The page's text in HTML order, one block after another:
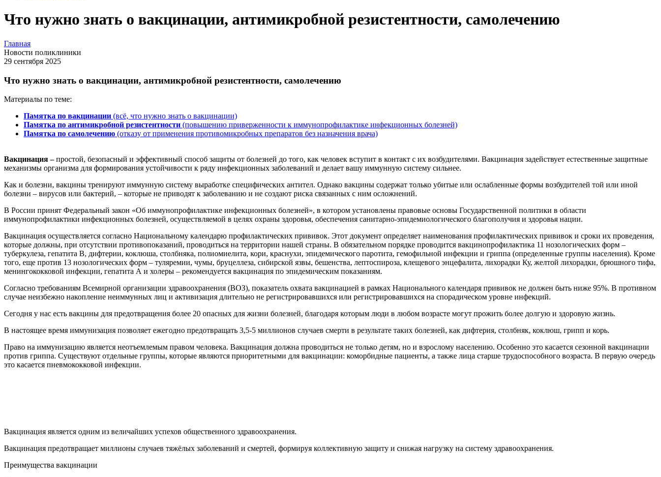
Что нужно знать о вакцинации, антимикробной резистентности, самолечению
Главная
Новости поликлиники
29 сентября 2025
Что нужно знать о вакцинации, антимикробной резистентности, самолечению
Материалы по теме:
Памятка по вакцинации (всё, что нужно знать о вакцинации)
Памятка по антимикробной резистентности (повышению приверженности к иммунопрофилактике инфекционных болезней)
Памятка по самолечению (отказу от применения противомикробных препаратов без назначения врача)
Вакцинация –простой, безопасный и эффективный способ защиты от болезней до того, как человек вступит в контакт с их возбудителями. Вакцинация задействует естественные защитные
механизмы организма для формирования устойчивости к ряду инфекционных заболеваний и делает вашу иммунную систему сильнее.
Как и болезни, вакцины тренируют иммунную систему выработке специфических антител. Однако вакцины содержат только убитые или ослабленные формы возбудителей той или иной
болезни – вирусов или бактерий, – которые не приводят к заболеванию и не создают риска связанных с ним осложнений.
В России принят Федеральный закон «Об иммунопрофилактике инфекционных болезней», в котором установлены правовые основы Государственной политики в области
иммунопрофилактики инфекционных болезней, осуществляемой в целях охраны здоровья, обеспечения санитарно-эпидемиологического благополучия и здоровья нации.
Вакцинация осуществляется согласно Национальному календарю профилактических прививок. Этот документ определяет наименования профилактических прививок и сроки их проведения,
которые должны, при отсутствии противопоказаний, проводиться на территории нашей страны. В обязательном порядке проводится вакцинопрофилактика 11 нозологических форм –
туберкулеза, гепатита В, дифтерии, коклюша, столбняка, полиомиелита, кори, краснухи, эпидемического паротита, гемофильной инфекции и гриппа (определенные группы населения). Кроме
того, еще против 13 нозологических форм – туляремии, чумы, бруцеллеза, сибирской язвы, бешенства, лептоспироза, клещевого энцефалита, лихорадки Ку, желтой лихорадки, брюшного тифа,
менингококковой инфекции, гепатита А и холеры – рекомендуется вакцинация по эпидемическим показаниям.
Согласно требованиям Всемирной организации здравоохранения (ВОЗ), показатель охвата вакцинацией в рамках Национального календаря прививок не должен быть ниже 95%. В противном
случае неизбежно накопление неиммунных лиц и активизация длительно не регистрировавшихся или регистрировавшихся на спорадическом уровне инфекций.
Сегодня у нас есть вакцины для предотвращения более 20 опасных для жизни болезней, благодаря которым люди в любом возрасте могут прожить более долгую и здоровую жизнь.
В настоящее время иммунизация позволяет ежегодно предотвращать 3,5‑5 миллионов случаев смерти в результате таких болезней, как дифтерия, столбняк, коклюш, грипп и корь.
Право на иммунизацию является неотъемлемым правом человека. Вакцинация должна проводиться не только детям, но и взрослому населению. Особенно это касается сезонной вакцинации
против гриппа. Существуют отдельные группы, которые являются приоритетными для вакцинации: коморбидные пациенты, а также лица старше трудоспособного возраста. В первую очередь
это касается пневмококковой инфекции.
Вакцинация является одним из величайших успехов общественного здравоохранения.
Вакцинация предотвращает миллионы случаев тяжёлых заболеваний и смертей, формируя коллективную защиту и снижая нагрузку на систему здравоохранения.
Преимущества вакцинации